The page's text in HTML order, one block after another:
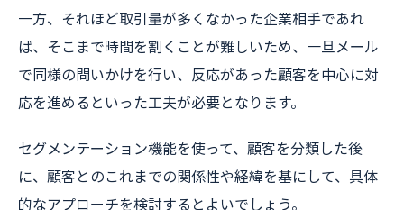
一方、それほど取引量が多くなかった企業相手であれ
ば、そこまで時間を割くことが難しいため、一旦メール
で同様の問いかけを行い、反応があった顧客を中心に対
応を進めるといった工夫が必要となります。
セグメンテーション機能を使って、顧客を分類した後
に、顧客とのこれまでの関係性や経緯を基にして、具体
的なアプローチを検討するとよいでしょう。